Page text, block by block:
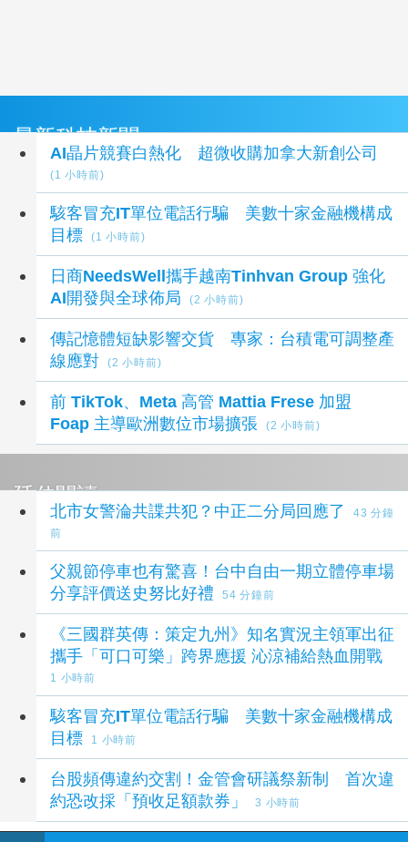
最新科技新聞
AI晶片競賽白熱化 超微收購加拿大新創公司
(1 小時前)
駭客冒充IT單位電話行騙 美數十家金融機構成
目標
(1 小時前)
日商NeedsWell攜手越南Tinhvan Group 強化
AI開發與全球佈局
(2 小時前)
傳記憶體短缺影響交貨 專家：台積電可調整產
線應對
(2 小時前)
前 TikTok、Meta 高管 Mattia Frese 加盟
Foap 主導歐洲數位市場擴張
(2 小時前)
延伸閱讀
北市女警淪共諜共犯？中正二分局回應了
43 分鐘
前
父親節停車也有驚喜！台中自由一期立體停車場
分享評價送史努比好禮
54 分鐘前
《三國群英傳：策定九州》知名實況主領軍出征
攜手「可口可樂」跨界應援 沁涼補給熱血開戰
1 小時前
駭客冒充IT單位電話行騙 美數十家金融機構成
目標
1 小時前
台股頻傳違約交割！金管會研議祭新制 首次違
約恐改採「預收足額款券」
3 小時前